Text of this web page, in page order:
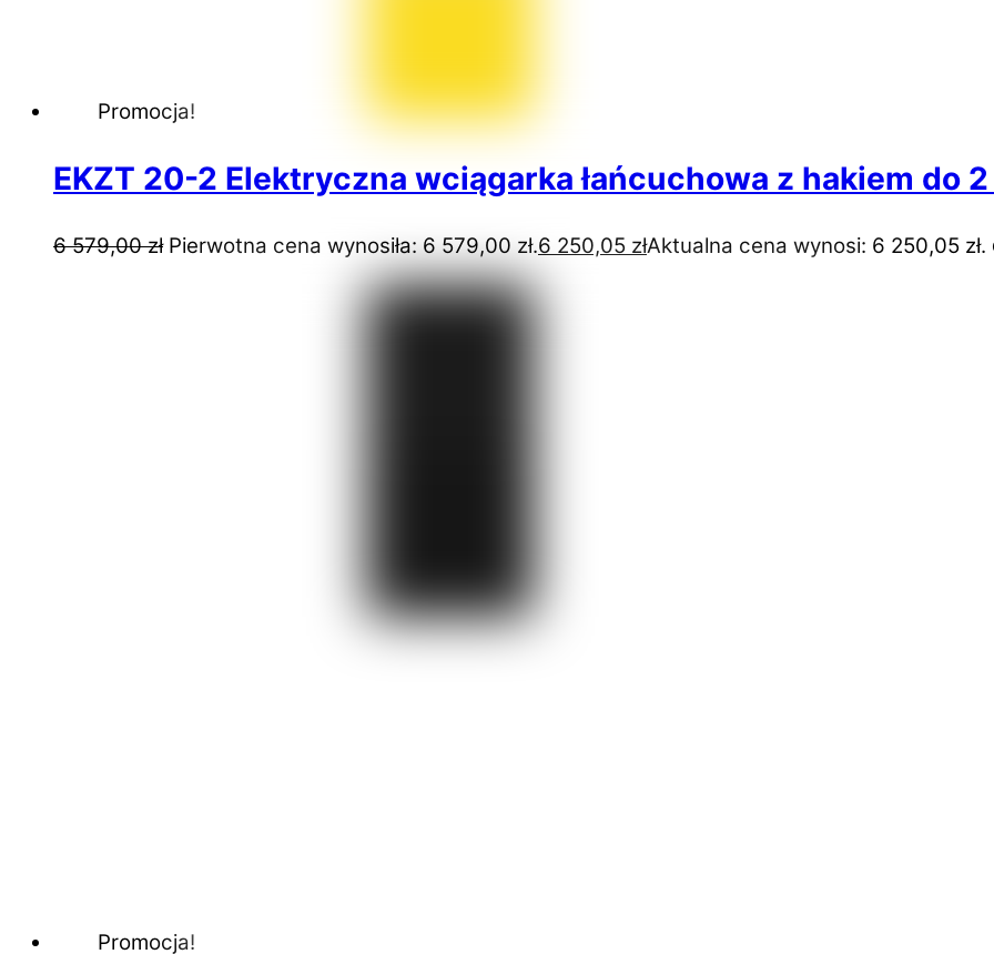
Promocja!
EKZT 20-2 Elektryczna wciągarka łańcuchowa z hakiem do 2
6 579,00zł Pierwotna cena wynosiła: 6 579,00 zł.6 250,05 złAktualna cena wynosi: 6 250,05 zł.
Promocja!